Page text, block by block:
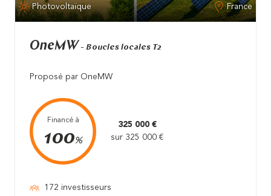
Photovoltaïque France
OneMW - Boucles locales T2
Proposé par OneMW
Financé à
100%
325 000 €
sur 325 000 €
172 investisseurs